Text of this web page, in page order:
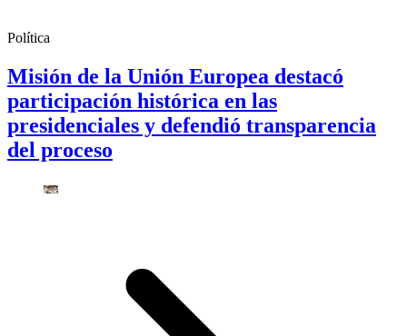
Política
Misión de la Unión Europea destacó
participación histórica en las
presidenciales y defendió transparencia
del proceso